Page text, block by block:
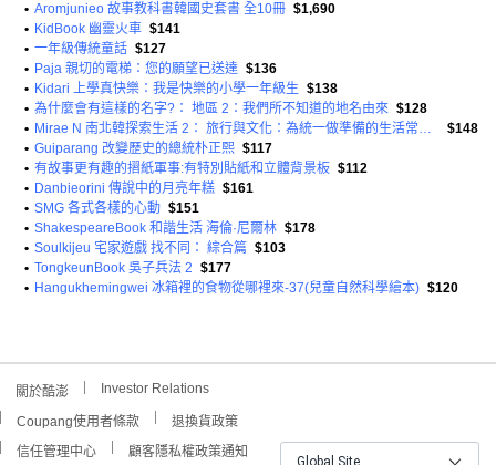
• Aromjunieo 故事教科書韓國史套書 全10冊 $1,690
• KidBook 幽靈火車 $141
• 一年級傳統童話 $127
• Paja 親切的電梯：您的願望已送達 $136
• Kidari 上學真快樂：我是快樂的小學一年級生 $138
• 為什麼會有這樣的名字?： 地區 2：我們所不知道的地名由來 $128
•
Mirae N 南北韓探索生活 2： 旅行與文化：為統一做準備的生活常識漫畫
$148
• Guiparang 改變歷史的總統朴正熙 $117
• 有故事更有趣的摺紙軍事:有特別貼紙和立體背景板 $112
• Danbieorini 傳說中的月亮年糕 $161
• SMG 各式各樣的心動 $151
• ShakespeareBook 和諧生活 海倫·尼爾林 $178
• Soulkijeu 宅家遊戲 找不同： 綜合篇 $103
• TongkeunBook 吳子兵法 2 $177
• Hangukhemingwei 冰箱裡的食物從哪裡來-37(兒童自然科學繪本) $120
關於酷澎 Investor Relations
Coupang使用者條款
退換貨政策
信任管理中心
顧客隱私權政策通知
Global Site